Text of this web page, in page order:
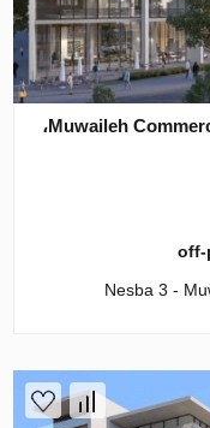
پروژه توسعه NESBA 3 در Muwaileh Commercial، Sharjah،
Nesba 3 -